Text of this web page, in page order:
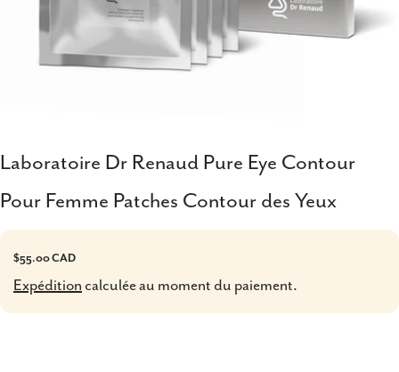
Laboratoire Dr Renaud Pure Eye Contour
Pour Femme Patches Contour des Yeux
Prix
habituel
$55.00 CAD
Expédition calculée au moment du paiement.